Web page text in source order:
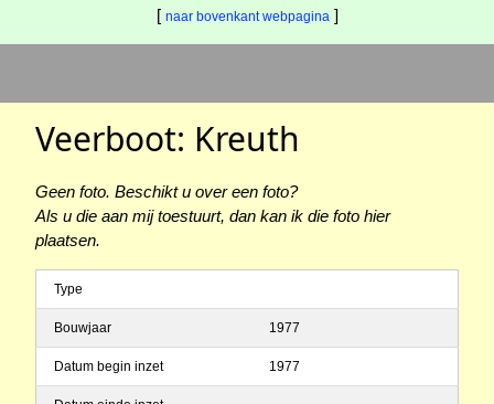
[ naar bovenkant webpagina ]
Veerboot: Kreuth
Geen foto. Beschikt u over een foto?
Als u die aan mij toestuurt, dan kan ik die foto hier
plaatsen.
Type
Bouwjaar 1977
Datum begin inzet 1977